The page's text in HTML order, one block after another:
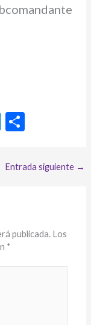
Li
ke m
r
Entrada siguiente →
publicada. Los
*